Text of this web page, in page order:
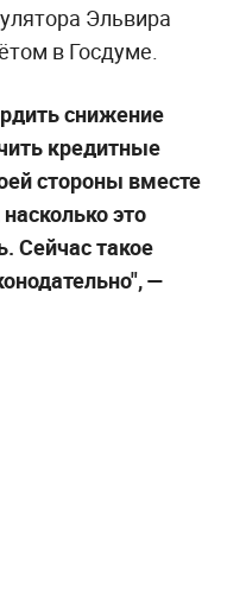
Эльвира
в Госдуме.
снижение
кредитные
стороны вместе
это
Сейчас такое
—